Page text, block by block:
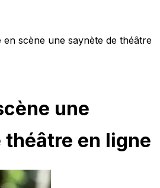
en scène une saynète de théâtre
une
théâtre en ligne